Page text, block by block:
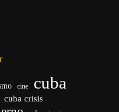
cine cuba
cuba crisis